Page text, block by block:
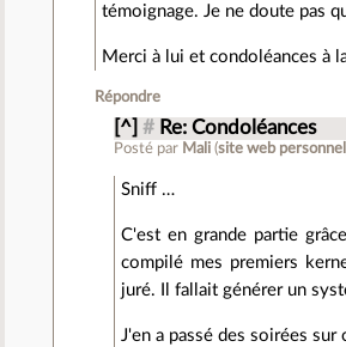
témoignage. Je ne doute pas
Merci à lui et condoléances à
Répondre
[^] # Re: Condoléances
Posté par Mali (site web personnel
Sniff …
C'est en grande partie
compilé mes premiers
juré. Il fallait générer un
J'en a passé des soirées sur